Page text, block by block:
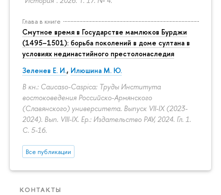
Глава в книге
Смутное время в Государстве мамлюков Бурджи
(1495–1501): борьба поколений в доме султана в
условиях нединастийного престолонаследия
Зеленев Е. И., Илюшина М. Ю.
В кн.: Caucaso-Caspica: Труды Института
востоковедения Российско-Армянского
(Славянского) университета. Выпуск VII-IX (2023-
2024). Вып. VIII-IX. Ер.: Издательство РАУ, 2024. Гл. 1.
С. 5-16.
Все публикации
КОНТАКТЫ